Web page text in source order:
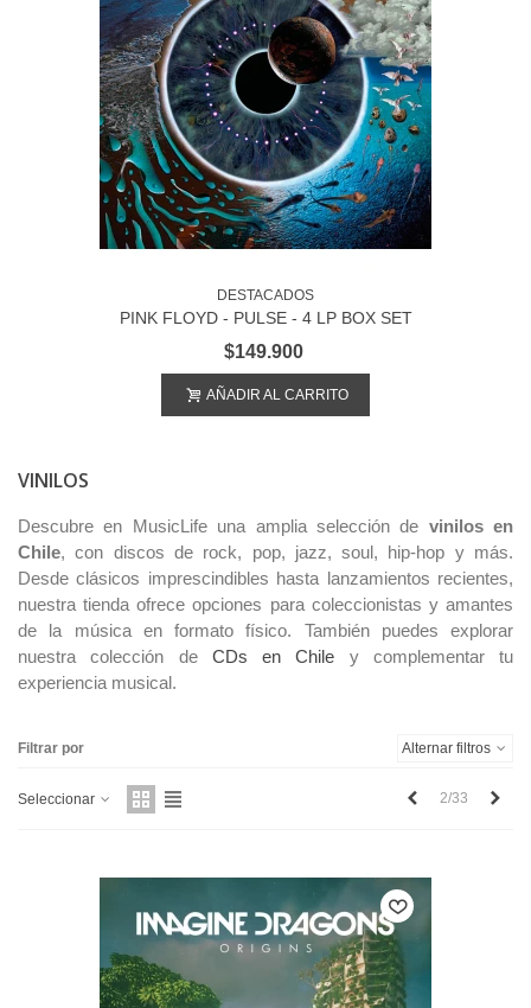
DESTACADOS
PINK FLOYD - PULSE - 4 LP BOX SET
$149.900
AÑADIR AL CARRITO
VINILOS
Descubre en MusicLife una amplia selección de vinilos en
Chile, con discos de rock, pop, jazz, soul, hip-hop y más.
Desde clásicos imprescindibles hasta lanzamientos recientes,
nuestra tienda ofrece opciones para coleccionistas y amantes
de la música en formato físico. También puedes explorar
nuestra colección de CDs en Chile y complementar tu
experiencia musical.
Filtrar por Alternar filtros
Seleccionar Anterior
2/33